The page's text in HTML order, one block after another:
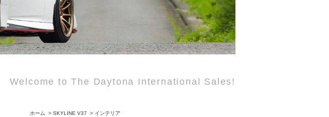
Welcome to The Daytona International Sales!
ホーム > SKYLINE V37 > インテリア